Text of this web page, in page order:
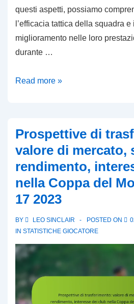
questi aspetti, possiamo
l’efficacia tattica della squadra
miglioramento nelle loro
durante …
Nigeria
delle
palle
inattive,
Organizzazione
difensiva,
della
Read more »
Prospettive di
valore di mercato,
rendimento,
nella Coppa del
17 2023
BY LEO SINCLAIR POSTED ON
IN STATISTICHE GIOCATORE